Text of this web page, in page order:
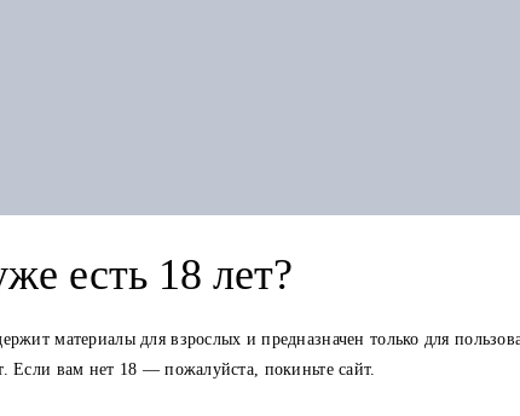
есть 18 лет?
материалы для взрослых и предназначен только для
Если вам нет 18 — пожалуйста, покиньте сайт.